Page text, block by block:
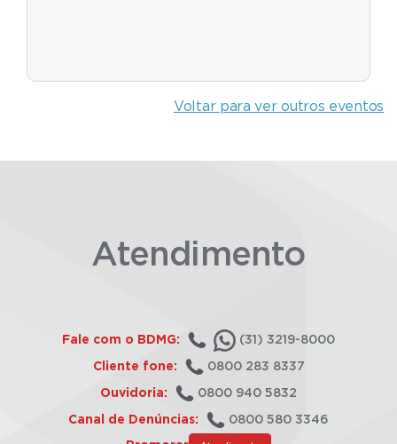
Voltar para ver outros eventos
Atendimento
Fale com o BDMG: (31) 3219-8000
Cliente fone: 0800 283 8337
Ouvidoria: 0800 940 5832
Canal de Denúncias: 0800 580 3346